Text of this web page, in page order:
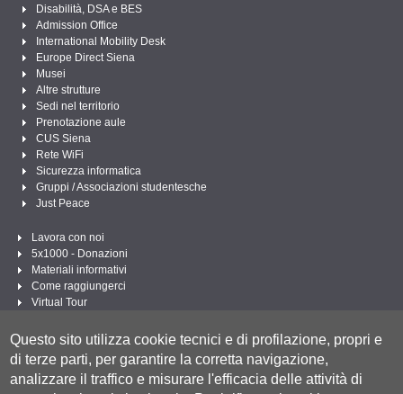
Disabilità, DSA e BES
Admission Office
International Mobility Desk
Europe Direct Siena
Musei
Altre strutture
Sedi nel territorio
Prenotazione aule
CUS Siena
Rete WiFi
Sicurezza informatica
Gruppi / Associazioni studentesche
Just Peace
Lavora con noi
5x1000 - Donazioni
Materiali informativi
Come raggiungerci
Virtual Tour
Segui UNISI
Questo sito utilizza cookie tecnici e di profilazione, propri e
di terze parti, per garantire la corretta navigazione,
analizzare il traffico e misurare l'efficacia delle attività di